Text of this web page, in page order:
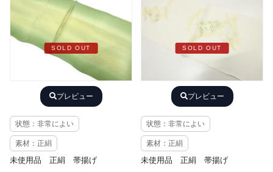
SOLD OUT
プレビュー
状態：非常によい
素材：正絹
未使用品 正絹 帯揚げ
SOLD OUT
プレビュー
状態：非常によい
素材：正絹
未使用品 正絹 帯揚げ